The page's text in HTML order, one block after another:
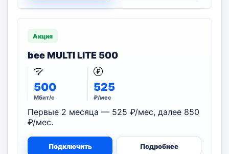
Акция
bee MULTI LITE 500
500
Мбит/с
525
₽/мес
Первые 2 месяца — 525 ₽/мес, далее 850
₽/мес.
Подключить Подробнее